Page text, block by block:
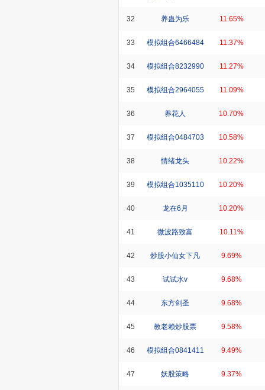
32 养蛊为乐 11.65%
33 模拟组合6466484 11.37%
34 模拟组合8232990 11.27%
35 模拟组合2964055 11.09%
36 养花人 10.70%
37 模拟组合0484703 10.58%
38 情绪龙头 10.22%
39 模拟组合1035110 10.20%
40 龙在6月 10.20%
41 微波路致富 10.11%
42 炒股小仙女下凡 9.69%
43 试试水v 9.68%
44 东方剑圣 9.68%
45 教老赖炒股票 9.58%
46 模拟组合0841411 9.49%
47 妖股策略 9.37%